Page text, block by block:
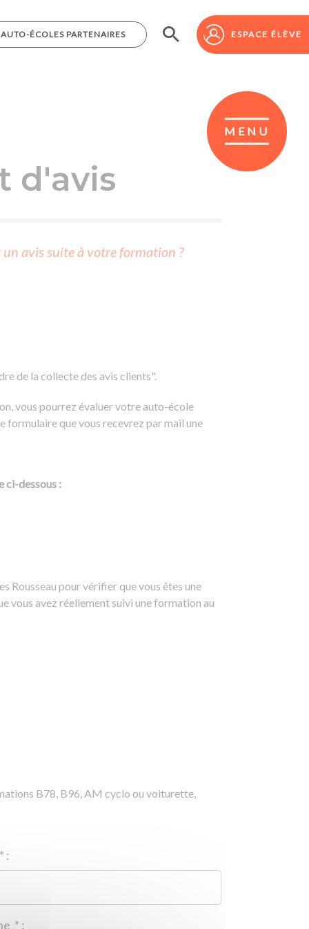
AUTO-ÉCOLES PARTENAIRES ESPACE ÉLÈVE
MENU
AUTO-ÉCOLES PARTENAIRES ESPACE ÉLÈVE
d'avis
avis suite à votre formation ?
de la collecte des avis clients".
vous pourrez évaluer votre auto-école
formulaire que vous recevrez par mail une
ci-dessous :
Rousseau pour vérifier que vous êtes une
vous avez réellement suivi une formation au
B78, B96, AM cyclo ou voiturette,
* :
* :